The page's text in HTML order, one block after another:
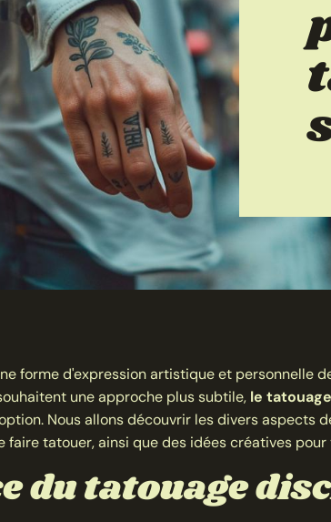
forme d'expression artistique et personnelle
une approche plus subtile, le
Nous allons découvrir les divers aspects
faire tatouer, ainsi que des idées créatives
du tatouage